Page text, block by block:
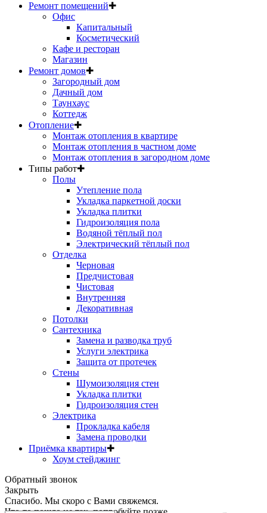
Ремонт помещений✚
Офис
Капитальный
Косметический
Кафе и ресторан
Магазин
Ремонт домов✚
Загородный дом
Дачный дом
Таунхаус
Коттедж
Отопление✚
Монтаж отопления в квартире
Монтаж отопления в частном доме
Монтаж отопления в загородном доме
Типы работ✚
Полы
Утепление пола
Укладка паркетной доски
Укладка плитки
Гидроизоляция пола
Водяной тёплый пол
Электрический тёплый пол
Отделка
Черновая
Предчистовая
Чистовая
Внутренняя
Декоративная
Потолки
Сантехника
Замена и разводка труб
Услуги электрика
Защита от протечек
Стены
Шумоизоляция стен
Укладка плитки
Гидроизоляция стен
Электрика
Прокладка кабеля
Замена проводки
Приёмка квартиры✚
Хоум стейджинг
Обратный звонок
Закрыть
Спасибо. Мы скоро с Вами свяжемся.